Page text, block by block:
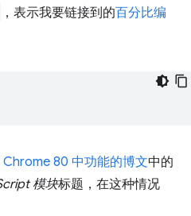
，表示我要链接到的百分比编
Chrome 80 中功能的博文中的
模块标题，在这种情况